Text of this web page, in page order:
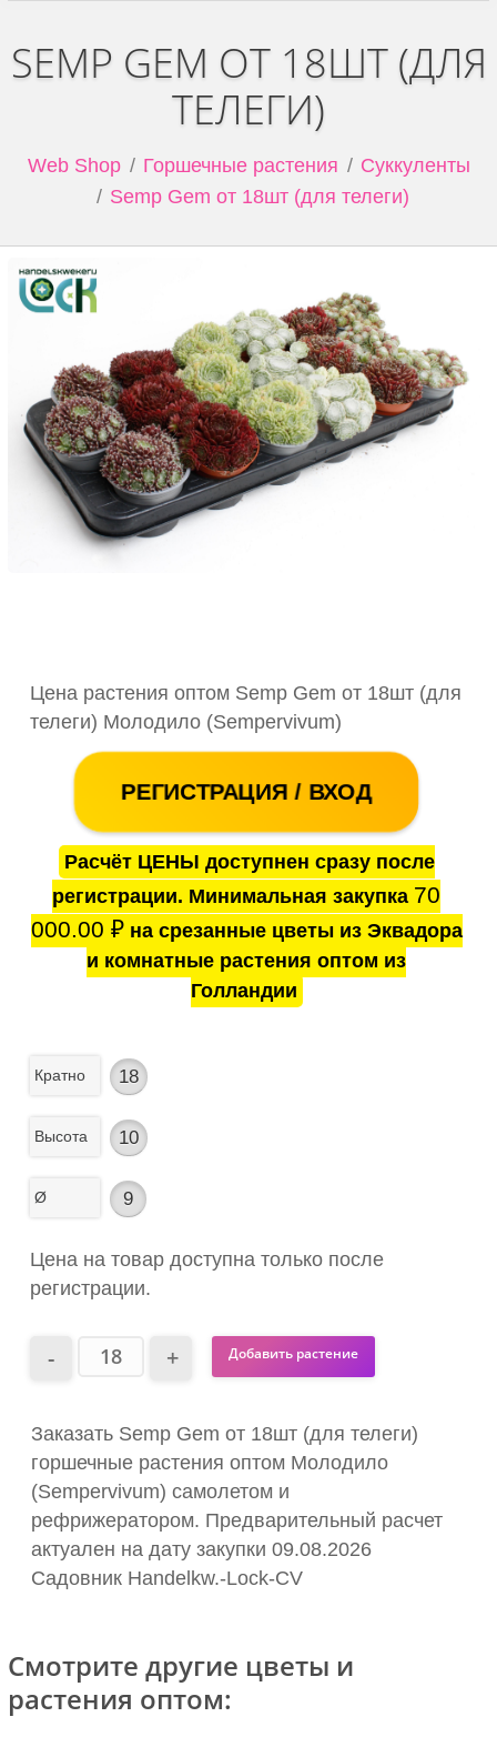
SEMP GEM ОТ 18ШТ (ДЛЯ
ТЕЛЕГИ)
Web Shop Горшечные растения
Суккуленты
Semp Gem от 18шт (для телеги)
Цена растения оптом Semp Gem от 18шт (для
телеги) Молодило (Sempervivum)
РЕГИСТРАЦИЯ / ВХОД
Расчёт ЦЕНЫ доступнен сразу после
регистрации. Минимальная закупка 70
000.00 ₽на срезанные цветы из Эквадора
и комнатные растения оптом из
Голландии
Кратно 18
Высота 10
Ø 9
Цена на товар доступна только после
регистрации.
Добавить растение
Заказать Semp Gem от 18шт (для телеги)
горшечные растения оптом Молодило
(Sempervivum) самолетом и
рефрижератором. Предварительный расчет
актуален на дату закупки 09.08.2026
Садовник Handelkw.-Lock-CV
Смотрите другие цветы и
растения оптом: